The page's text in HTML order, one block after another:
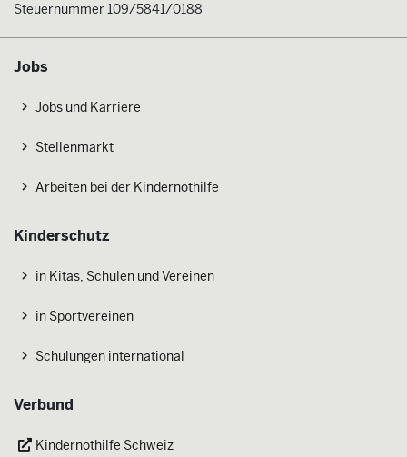
Steuernummer 109/5841/0188
Jobs
Jobs und Karriere
Stellenmarkt
Arbeiten bei der Kindernothilfe
Kinderschutz
in Kitas, Schulen und Vereinen
in Sportvereinen
Schulungen international
Verbund
Kindernothilfe Schweiz